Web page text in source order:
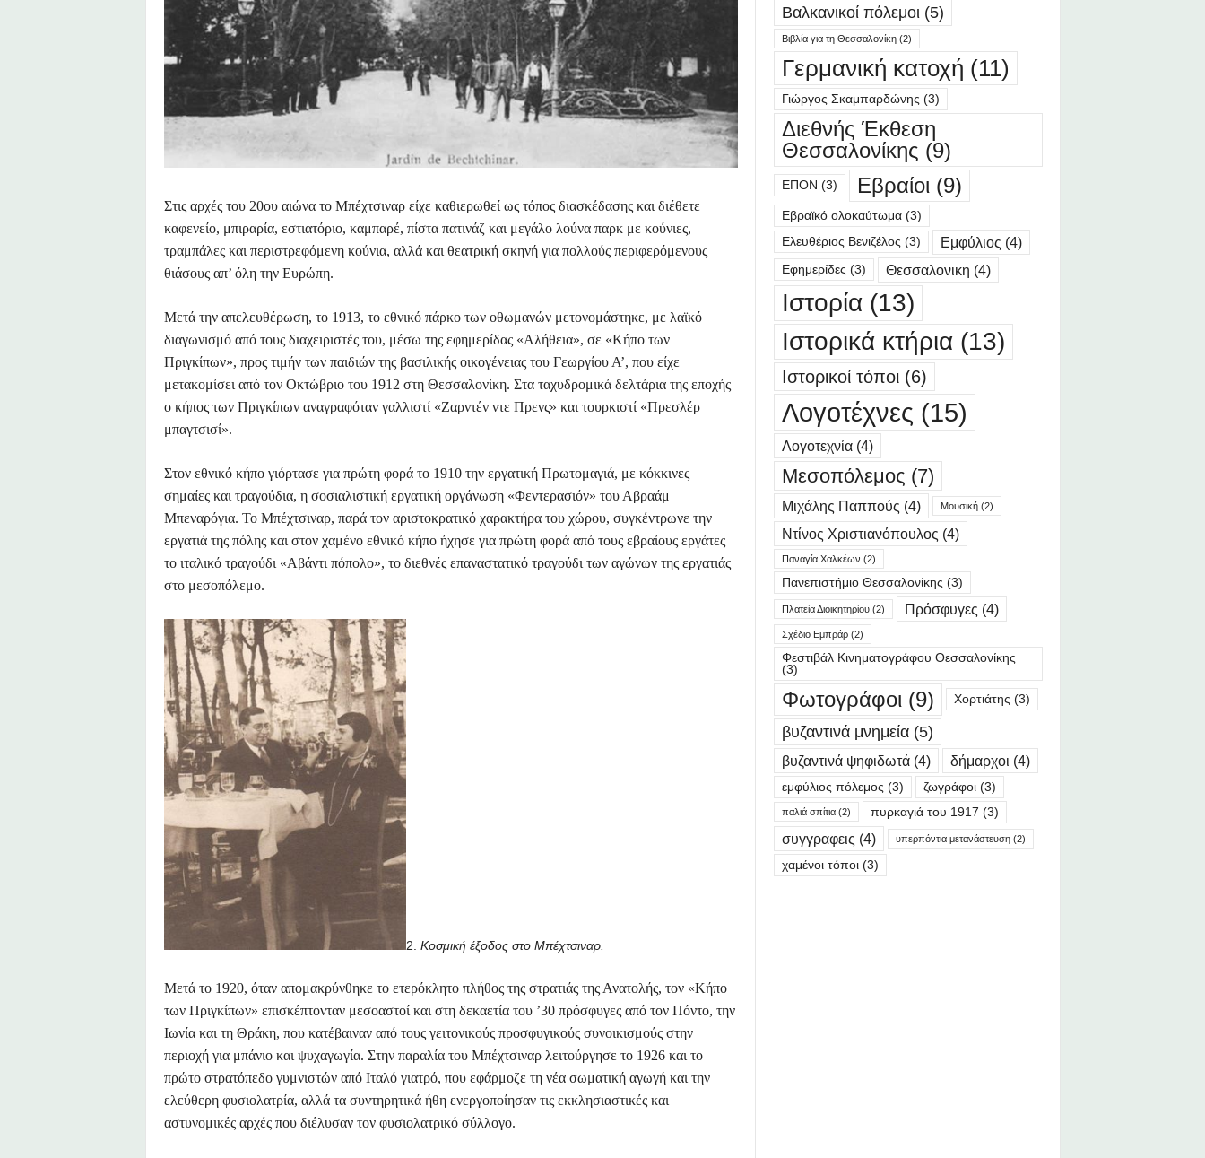
Στις αρχές του 20ου αιώνα το Μπέχτσιναρ είχε καθιερωθεί ως τόπος διασκέδασης και διέθετε
καφενείο, μπιραρία, εστιατόριο, καμπαρέ, πίστα πατινάζ και μεγάλο λούνα παρκ με κούνιες,
τραμπάλες και περιστρεφόμενη κούνια, αλλά και θεατρική σκηνή για πολλούς περιφερόμενους
θιάσους απ’ όλη την Ευρώπη.
Μετά την απελευθέρωση, το 1913, το εθνικό πάρκο των οθωμανών μετονομάστηκε, με λαϊκό
διαγωνισμό από τους διαχειριστές του, μέσω της εφημερίδας «Αλήθεια», σε «Κήπο των
Πριγκίπων», προς τιμήν των παιδιών της βασιλικής οικογένειας του Γεωργίου Α’, που είχε
μετακομίσει από τον Οκτώβριο του 1912 στη Θεσσαλονίκη. Στα ταχυδρομικά δελτάρια της εποχής
ο κήπος των Πριγκίπων αναγραφόταν γαλλιστί «Ζαρντέν ντε Πρενς» και τουρκιστί «Πρεσλέρ
μπαγτσισί».
Στον εθνικό κήπο γιόρτασε για πρώτη φορά το 1910 την εργατική Πρωτομαγιά, με κόκκινες
σημαίες και τραγούδια, η σοσιαλιστική εργατική οργάνωση «Φεντερασιόν» του Αβραάμ
Μπεναρόγια. Το Μπέχτσιναρ, παρά τον αριστοκρατικό χαρακτήρα του χώρου, συγκέντρωνε την
εργατιά της πόλης και στον χαμένο εθνικό κήπο ήχησε για πρώτη φορά από τους εβραίους εργάτες
το ιταλικό τραγούδι «Αβάντι πόπολο», το διεθνές επαναστατικό τραγούδι των αγώνων της εργατιάς
στο μεσοπόλεμο.
2. Κοσμική έξοδος στο Μπέχτσιναρ.
Μετά το 1920, όταν απομακρύνθηκε το ετερόκλητο πλήθος της στρατιάς της Ανατολής, τον «Κήπο
των Πριγκίπων» επισκέπτονταν μεσοαστοί και στη δεκαετία του ’30 πρόσφυγες από τον Πόντο, την
Ιωνία και τη Θράκη, που κατέβαιναν από τους γειτονικούς προσφυγικούς συνοικισμούς στην
περιοχή για μπάνιο και ψυχαγωγία. Στην παραλία του Μπέχτσιναρ λειτούργησε το 1926 και το
πρώτο στρατόπεδο γυμνιστών από Ιταλό γιατρό, που εφάρμοζε τη νέα σωματική αγωγή και την
ελεύθερη φυσιολατρία, αλλά τα συντηρητικά ήθη ενεργοποίησαν τις εκκλησιαστικές και
αστυνομικές αρχές που διέλυσαν τον φυσιολατρικό σύλλογο.
Βαλκανικοί πόλεμοι (5)
Βιβλία για τη Θεσσαλονίκη(2)
Γερμανική κατοχή (11)
Γιώργος Σκαμπαρδώνης (3)
Διεθνής Έκθεση
Θεσσαλονίκης (9)
ΕΠΟΝ (3) Εβραίοι (9)
Εβραϊκό ολοκαύτωμα(3)
Ελευθέριος Βενιζέλος (3) Εμφύλιος (4)
Εφημερίδες (3) Θεσσαλονικη (4)
Ιστορία(13)
Ιστορικά κτήρια(13)
Ιστορικοί τόποι(6)
Λογοτέχνες (15)
Λογοτεχνία(4)
Μεσοπόλεμος (7)
Μιχάλης Παππούς (4) Μουσική(2)
Ντίνος Χριστιανόπουλος (4)
Παναγία Χαλκέων (2)
Πανεπιστήμιο Θεσσαλονίκης (3)
Πλατεία Διοικητηρίου(2) Πρόσφυγες (4)
Σχέδιο Εμπράρ(2)
Φεστιβάλ Κινηματογράφου Θεσσαλονίκης
(3)
Φωτογράφοι (9) Χορτιάτης (3)
βυζαντινά μνημεία(5)
βυζαντινά ψηφιδωτά(4) δήμαρχοι (4)
εμφύλιος πόλεμος (3) ζωγράφοι(3)
παλιά σπίτια(2) πυρκαγιά του 1917 (3)
συγγραφεις (4) υπερπόντια μετανάστευση(2)
χαμένοι τόποι(3)